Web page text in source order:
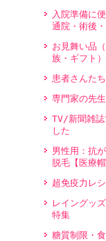
入院準備に
通院・術後・
お見舞い品
族・ギフト）
患者さんた
専門家の先
TV/新聞雑誌
した
男性用：抗
脱毛【医療帽
超免疫力レ
レイングッ
特集
糖質制限・